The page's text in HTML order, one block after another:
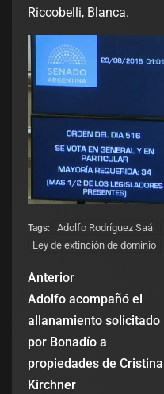
Riccobelli, Blanca.
Tags: Adolfo Rodríguez Saá
Ley de extinción de dominio
Anterior
Adolfo acompañó el
allanamiento solicitado
por Bonadío a
propiedades de Cristina
Kirchner